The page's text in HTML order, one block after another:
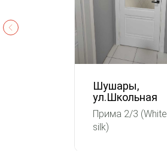
Шушары,
ул.Школьная
Прима 2/3 (White
silk)